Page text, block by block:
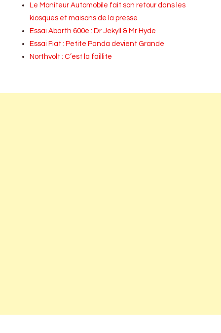
Le Moniteur Automobile fait son retour dans les
kiosques et maisons de la presse
Essai Abarth 600e : Dr Jekyll & Mr Hyde
Essai Fiat : Petite Panda devient Grande
Northvolt : C’est la faillite